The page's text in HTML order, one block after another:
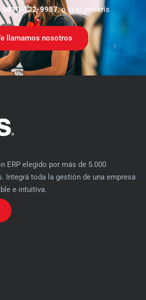
0810-122-9987, o si lo preferís
llamamos nosotros
ERP elegido por más de 5.000
Integrá toda la gestión de una empresa
e intuitiva.